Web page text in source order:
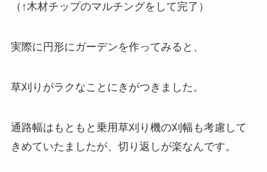
（↑木材チップのマルチングをして完了）
実際に円形にガーデンを作ってみると、
草刈りがラクなことにきがつきました。
通路幅はもともと乗用草刈り機の刈幅も考慮して
きめていたましたが、切り返しが楽なんです。